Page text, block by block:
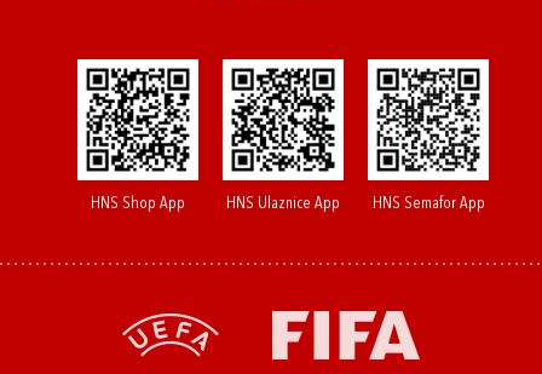
HNS Shop App HNS Ulaznice App HNS Semafor App